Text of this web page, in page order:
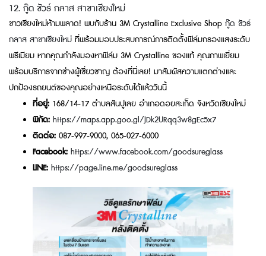
12. กู๊ด ชัวร์ กลาส สาขาเชียงใหม่
ชาวเชียงใหม่ห้ามพลาด! พบกับร้าน 3M Crystalline Exclusive Shop กู๊ด ชัวร์
กลาส สาขาเชียงใหม่ ที่พร้อมมอบประสบการณ์การติดตั้งฟิล์มกรองแสงระดับ
พรีเมียม หากคุณกำลังมองหาฟิล์ม 3M Crystalline ของแท้ คุณภาพเยี่ยม
พร้อมบริการจากช่างผู้เชี่ยวชาญ ต้องที่นี่เลย! มาสัมผัสความแตกต่างและ
ปกป้องรถยนต์ของคุณอย่างเหนือระดับได้แล้ววันนี้
ที่อยู่: 168/14-17 ตำบลสันปูเลย อำเภอดอยสะเก็ด จังหวัดเชียงใหม่
พิกัด: https://maps.app.goo.gl/JDk2URqq3w8gEc5x7
ติดต่อ: 087-997-9000, 065-027-6000
Facebook: https://www.facebook.com/goodsureglass
LINE: https://page.line.me/goodsureglass